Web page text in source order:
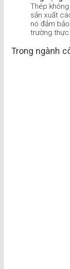
Thép
sản xuất
nó đảm
trường thực
Trong ngành